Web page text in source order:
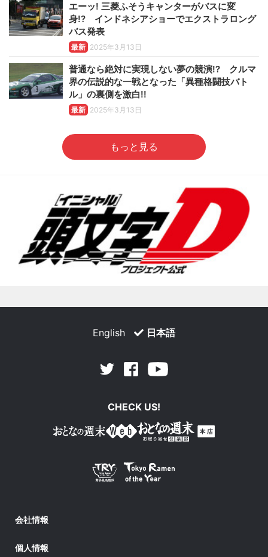
エーッ! 三菱ふそうキャンターがバスに変
身!? インドネシアショーでエクストラロング
バス発表
最新 2025年3月13日
普通なら絶対に実現しない夢の競演!? クルマ
界の伝説的な一戦となった「異種格闘技バト
ル」の裏側を激白!!
最新 2025年3月13日
もっと見る
English 日本語
Twitter Facebook
CHECK US!
会社情報
個人情報